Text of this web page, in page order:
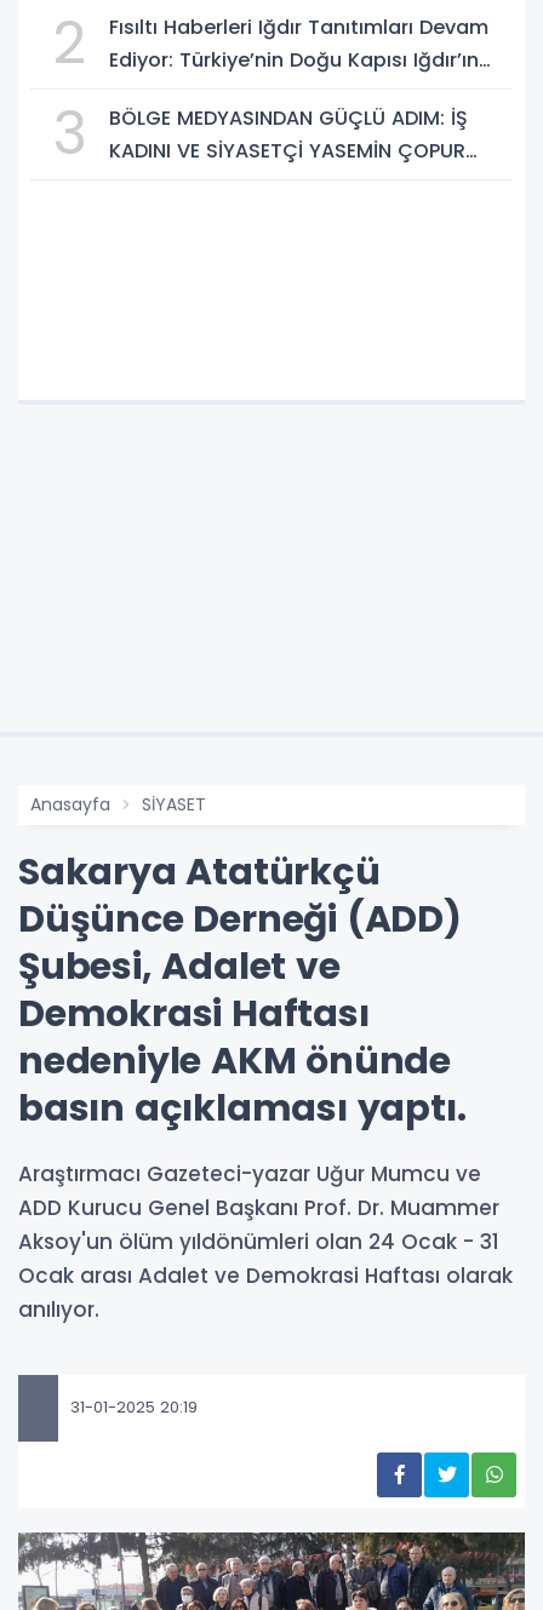
BULUŞMA NOKTASI
2
Fısıltı Haberleri Iğdır Tanıtımları Devam
Ediyor: Türkiye’nin Doğu Kapısı Iğdır’ın
3
BÖLGE MEDYASINDAN GÜÇLÜ ADIM: İŞ
KADINI VE SİYASETÇİ YASEMİN ÇOPUR
Anasayfa SİYASET
Sakarya Atatürkçü
Düşünce Derneği (ADD)
Şubesi, Adalet ve
Demokrasi Haftası
nedeniyle AKM önünde
basın açıklaması yaptı.
Araştırmacı Gazeteci-yazar Uğur Mumcu ve
ADD Kurucu Genel Başkanı Prof. Dr. Muammer
Aksoy'un ölüm yıldönümleri olan 24 Ocak - 31
Ocak arası Adalet ve Demokrasi Haftası olarak
anılıyor.
31-01-2025 20:19